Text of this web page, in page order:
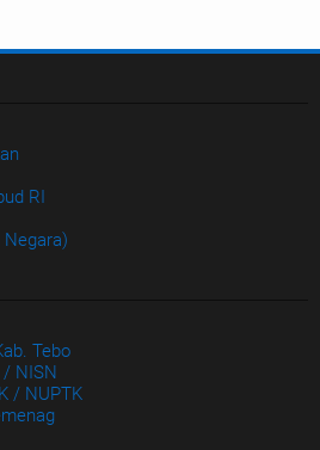
RI
Negara)
Tebo
/ NISN
/ NUPTK